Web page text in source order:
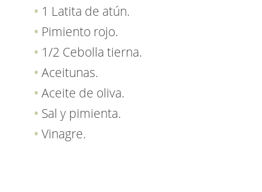
1 Latita de atún.
Pimiento rojo.
1/2 Cebolla tierna.
Aceitunas.
Aceite de oliva.
Sal y pimienta.
Vinagre.